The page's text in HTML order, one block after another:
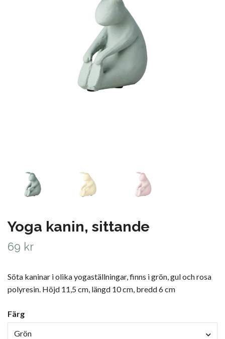
Yoga kanin, sittande
69 kr
Söta kaninar i olika yogaställningar, finns i grön, gul och rosa
polyresin. Höjd 11,5 cm, längd 10 cm, bredd 6 cm
Färg
Grön